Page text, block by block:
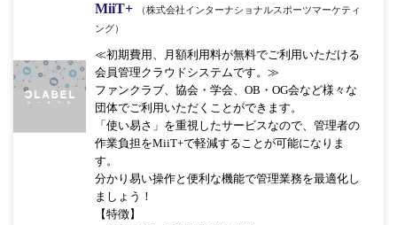
MiiT+
（株式会社インターナショナルスポーツマーケティ
ング）
≪初期費用、月額利用料が無料でご利用いただける
会員管理クラウドシステムです。≫
ファンクラブ、協会・学会、OB・OG会など様々な
団体でご利用いただくことができます。
「使い易さ」を重視したサービスなので、管理者の
作業負担をMiiT+で軽減することが可能になりま
す。
分かり易い操作と便利な機能で管理業務を最適化し
ましょう！
【特徴】